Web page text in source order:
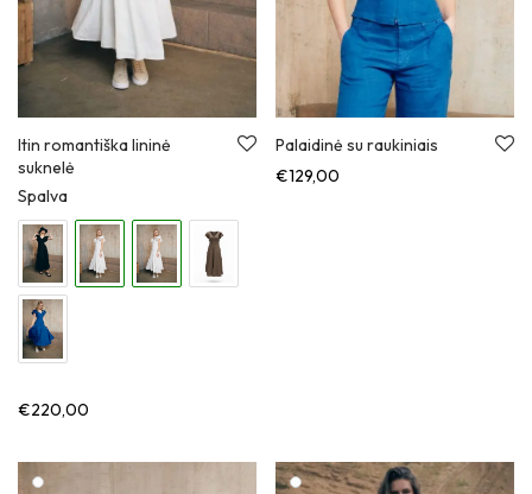
Itin romantiška lininė
suknelė
Spalva
€220,00
Palaidinė su raukiniais
€129,00